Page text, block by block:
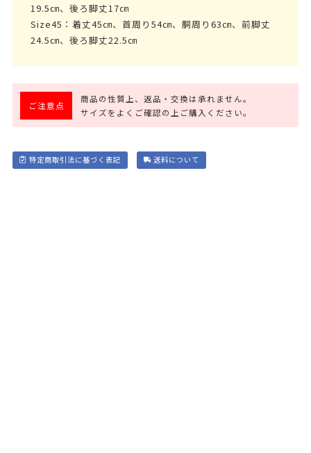
19.5㎝、後ろ脚丈17㎝
Size45：着丈45㎝、首周り54㎝、胴周り63㎝、前脚丈
24.5㎝、後ろ脚丈22.5㎝
ご注意点
商品の性質上、返品・交換は承れません。
サイズをよくご確認の上ご購入ください。
特定商取引法に基づく表記 送料について